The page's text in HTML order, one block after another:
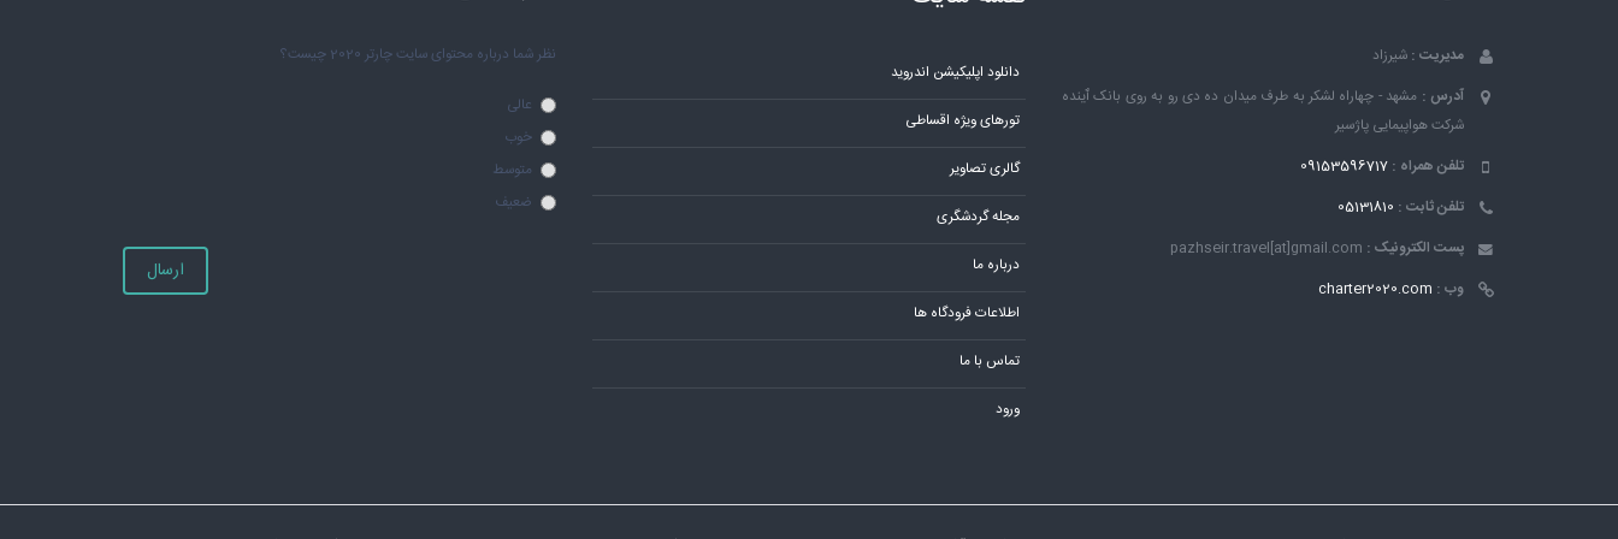
مدیریت : شیرزاد
آدرس : مشهد - چهاراه لشکر به طرف میدان ده دی رو به روی بانک ٱینده
شرکت هواپیمایی پاژسیر
تلفن همراه : 09153596717
تلفن ثابت : 05131810
پست الکترونیک : pazhseir.travel[at]gmail.com
وب : charter2020.com
دانلود اپلیکیشن اندروید
تورهای ویژه اقساطی
گالری تصاویر
مجله گردشگری
درباره ما
اطلاعات فرودگاه ها
تماس با ما
ورود
نظر شما درباره محتوای سایت چارتر 2020 چیست؟
عالی
خوب
متوسط
ضعیف
ارسال